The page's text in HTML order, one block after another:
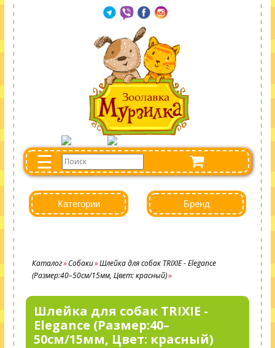
☰
Категории Бренд
Каталог Собаки Шлейка для собак TRIXIE - Elegance
(Размер:40–50см/15мм, Цвет: красный)
Шлейка для собак TRIXIE -
Elegance (Размер:40–
50см/15мм, Цвет: красный)